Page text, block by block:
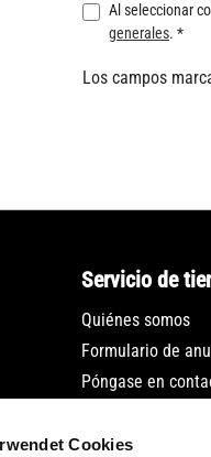
Cookies
Al seleccionar
generales . *
Los campos
Servicio de
Quiénes somos
Formulario de
Póngase en